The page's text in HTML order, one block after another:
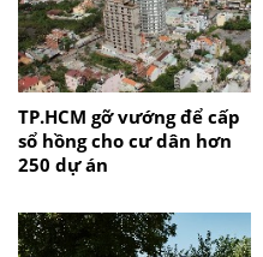
TP.HCM gỡ vướng để cấp
sổ hồng cho cư dân hơn
250 dự án